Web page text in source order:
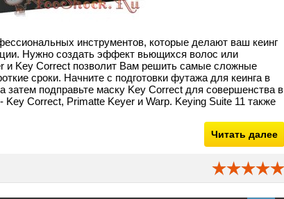
инструментов, которые делают ваш кеинг
Нужно создать эффект вьющихся волос или
и Key Correct позволит Вам решить самые сложные
сроки. Начните с подготовки футажа для кеинга в
затем подправьте маску Key Correct для совершенства в
Correct, Primatte Keyer и Warp. Keying Suite 11 также
Читать далее